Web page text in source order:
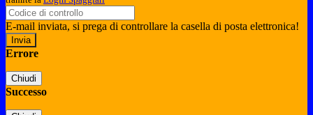
E-mail inviata, si prega di controllare la casella di posta elettronica!
Errore
Chiudi
Successo